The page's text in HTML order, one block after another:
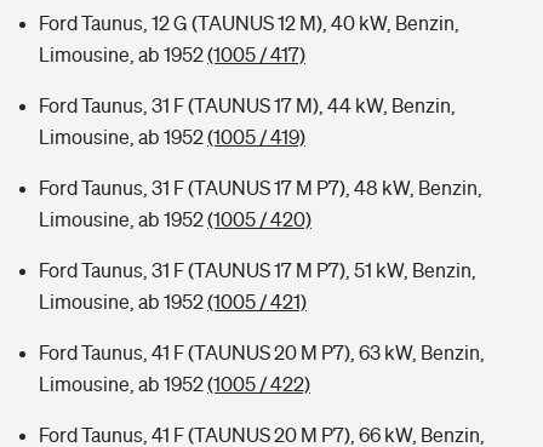
Ford Taunus, 12 G (TAUNUS 12 M), 40 kW, Benzin,
Limousine, ab 1952(1005 / 417)
Ford Taunus, 31 F (TAUNUS 17 M), 44 kW, Benzin,
Limousine, ab 1952(1005 / 419)
Ford Taunus, 31 F (TAUNUS 17 M P7), 48 kW, Benzin,
Limousine, ab 1952(1005 / 420)
Ford Taunus, 31 F (TAUNUS 17 M P7), 51 kW, Benzin,
Limousine, ab 1952(1005 / 421)
Ford Taunus, 41 F (TAUNUS 20 M P7), 63 kW, Benzin,
Limousine, ab 1952(1005 / 422)
Ford Taunus, 41 F (TAUNUS 20 M P7), 66 kW, Benzin,